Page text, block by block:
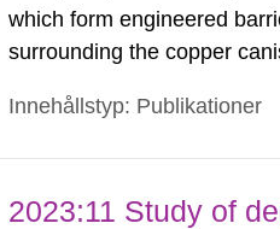
which form engineered
surrounding the copper
states of the structural iron
Innehållstyp: Publikationer
2023:11 Study of